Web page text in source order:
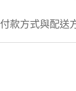
付款方式與配送